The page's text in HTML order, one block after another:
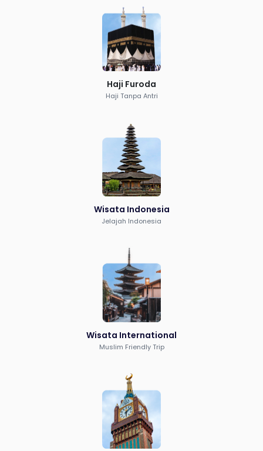
Haji Furoda
Haji Tanpa Antri
Wisata Indonesia
Jelajah Indonesia
Wisata International
Muslim Friendly Trip